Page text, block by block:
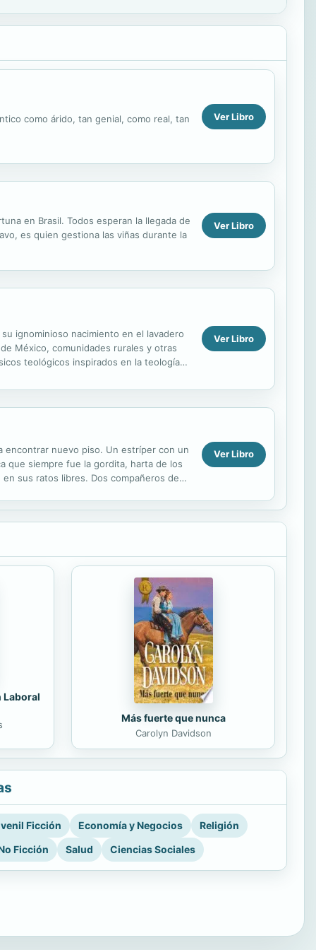
como árido, tan genial, como real, tan Ver Libro
en Brasil. Todos esperan la llegada de
es quien gestiona las viñas durante la
Ver Libro
ignominioso nacimiento en el lavadero
México, comunidades rurales y otras
teológicos inspirados en la teología
Ver Libro
encontrar nuevo piso. Un estríper con un
que siempre fue la gordita, harta de los
sus ratos libres. Dos compañeros de
Ver Libro
Laboral
Más fuerte que nunca
Carolyn Davidson
Ficción Economía y Negocios
Religión
Ficción
Salud Ciencias Sociales